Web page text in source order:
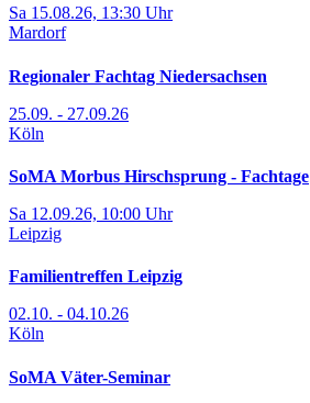
Sa 15.08.26, 13:30 Uhr
Mardorf
Regionaler Fachtag Niedersachsen
25.09. - 27.09.26
Köln
SoMA Morbus Hirschsprung - Fachtage
Sa 12.09.26, 10:00 Uhr
Leipzig
Familientreffen Leipzig
02.10. - 04.10.26
Köln
SoMA Väter-Seminar